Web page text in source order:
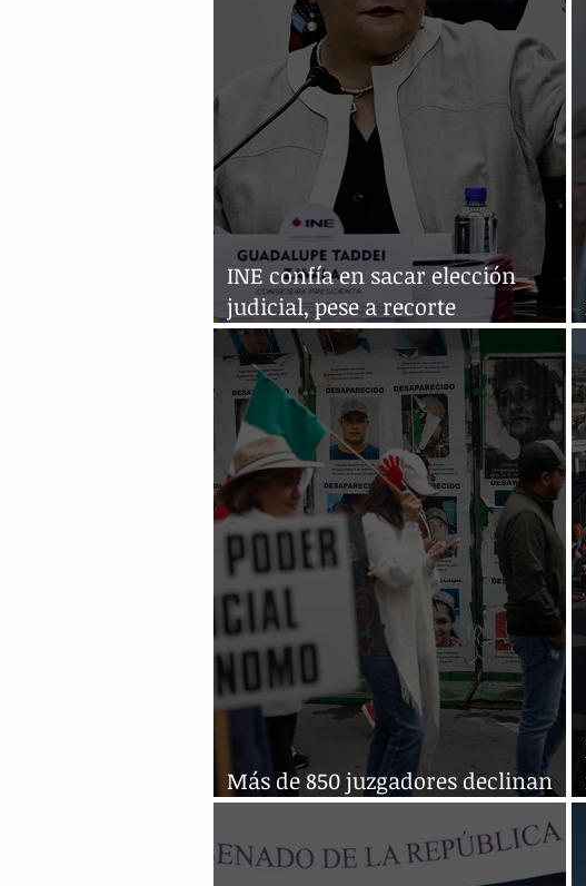
INE confía en sacar elección
judicial, pese a recorte
presupuestal
Más de 850 juzgadores declinan
participar en elección de 2025